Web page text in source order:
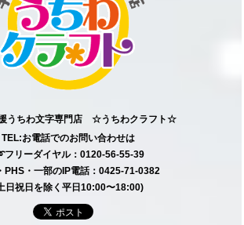
うちわ文字専門店 ☆うちわクラフト☆
TEL:お電話でのお問い合わせは
フリーダイヤル：0120-56-55-39
PHS・一部のIP電話：0425-71-0382
日祝日を除く平日10:00〜18:00)